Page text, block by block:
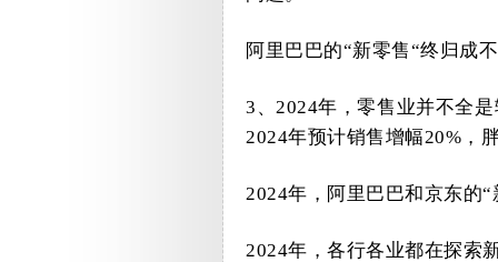
阿里巴巴的“新零售“终归成
3 、2024年，零售业并不全
2024年预计销售增幅20% ，
2024年，阿里巴巴和京东的
2024年，各行各业都在探索